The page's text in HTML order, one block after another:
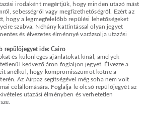
irodaként megértjük, hogy minden utazó mást
sebességről vagy megfizethetőségről. Ezért az
hogy a legmegfelelőbb repülési lehetőségeket
szabva. Néhány kattintással olyan jegyet
és élvezetes élménnyé varázsolja utazási
repülőjegyet ide: Cairo
és különleges ajánlatokat kínál, amelyek
kedvező áron foglaljon jegyet. Élvezze a
anélkül, hogy kompromisszumot kötne a
Az Airpaz segítségével még soha nem volt
célállomására. Foglalja le olcsó repülőjegyét az
utazási élményben és verhetetlen